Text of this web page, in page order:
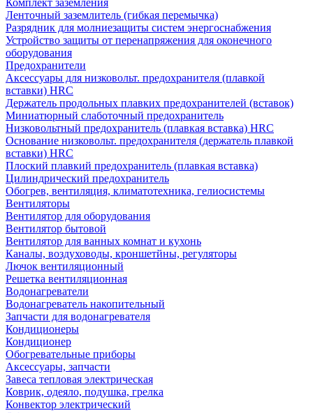
Комплект заземления
Ленточный заземлитель (гибкая перемычка)
Разрядник для молниезащиты систем энергоснабжения
Устройство защиты от перенапряжения для оконечного
оборудования
Предохранители
Аксессуары для низковольт. предохранителя (плавкой
вставки) HRC
Держатель продольных плавких предохранителей (вставок)
Миниатюрный слаботочный предохранитель
Низковольтный предохранитель (плавкая вставка) HRC
Основание низковольт. предохранителя (держатель плавкой
вставки) HRC
Плоский плавкий предохранитель (плавкая вставка)
Цилиндрический предохранитель
Обогрев, вентиляция, климатотехника, гелиосистемы
Вентиляторы
Вентилятор для оборудования
Вентилятор бытовой
Вентилятор для ванных комнат и кухонь
Каналы, воздуховоды, кроншетйны, регуляторы
Лючок вентиляционный
Решетка вентиляционная
Водонагреватели
Водонагреватель накопительный
Запчасти для водонагревателя
Кондиционеры
Кондиционер
Обогревательные приборы
Аксессуары, запчасти
Завеса тепловая электрическая
Коврик, одеяло, подушка, грелка
Конвектор электрический